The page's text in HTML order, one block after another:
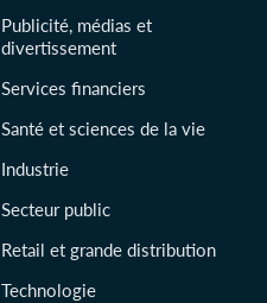
Publicité, médias et
divertissement
Services financiers
Santé et sciences de la vie
Industrie
Secteur public
Retail et grande distribution
Technologie